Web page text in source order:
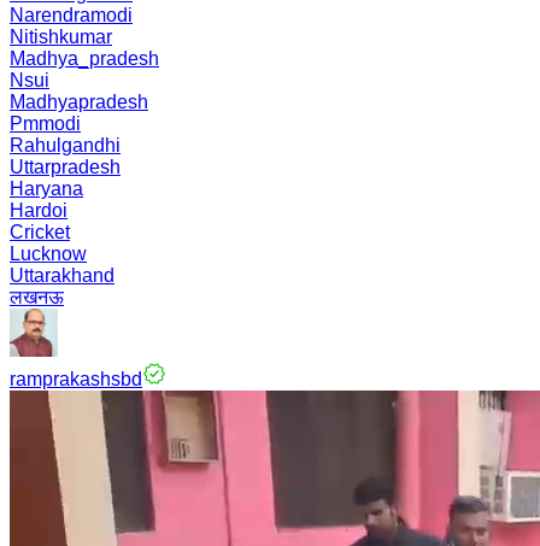
Narendramodi
Nitishkumar
Madhya_pradesh
Nsui
Madhyapradesh
Pmmodi
Rahulgandhi
Uttarpradesh
Haryana
Hardoi
Cricket
Lucknow
Uttarakhand
लखनऊ
ramprakashsbd